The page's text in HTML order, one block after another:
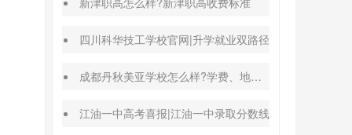
四川科华技工学校官网|升学就业双路径
成都丹秋美亚学校怎么样?学费、地址、办学特色汇总
江油一中高考喜报|江油一中录取分数线